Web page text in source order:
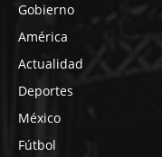
Gobierno
América
Actualidad
Deportes
México
Fútbol